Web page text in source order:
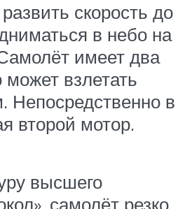
скорость до
в небо на
имеет два
взлетать
Непосредственно в
второй мотор.
высшего
самолёт резко